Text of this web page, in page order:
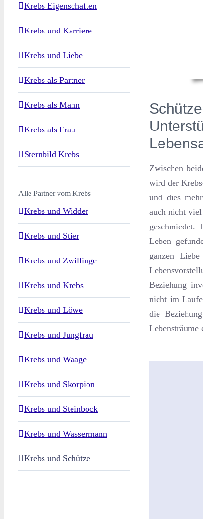
Zwischen
wird der
und dies
auch nicht viel
Leben
ganzen
Beziehung
nicht im
die
Lebensträume
Krebs Eigenschaften
Krebs und Karriere
Krebs und Liebe
Krebs als Partner
Krebs als Mann
Krebs als Frau
Sternbild Krebs
Alle Partner vom Krebs
Krebs und Widder
Krebs und Stier
Krebs und Zwillinge
Krebs und Krebs
Krebs und Löwe
Krebs und Jungfrau
Krebs und Waage
Krebs und Skorpion
Krebs und Steinbock
Krebs und Wassermann
Krebs und Schütze